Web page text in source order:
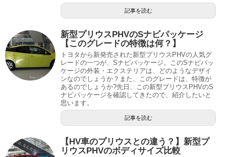
記事を読む
新型プリウスPHVのSナビパッケージ
【このグレードの特徴は何？】
トヨタから新発売された新型プリウスPHVの人気グ
レードの一つが、Sナビパッケージ。このSナビパッ
ケージの外装・エクステリアは、どのようなデザイ
ンなのでしょうか？また、このグレードは、特徴が
あるのでしょうか?先日、この新型プリウスPHVのS
ナビパッケージを確認してきたので、紹介したいと
思います。
記事を読む
【HV車のプリウスとの違う？】新型プ
リウスPHVのボディサイズ比較